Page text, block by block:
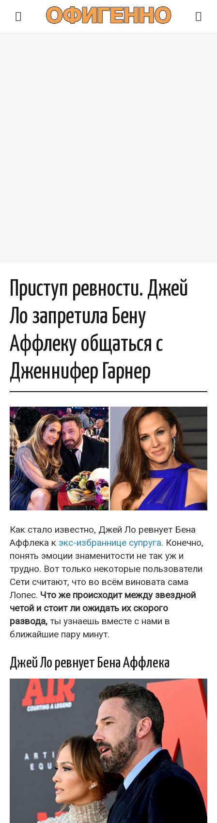
Приступ ревности. Джей
Ло запретила Бену
Аффлеку общаться с
Дженнифер Гарнер
Как стало известно, Джей Ло ревнует Бена
Аффлека к экс-избраннице супруга. Конечно,
понять эмоции знаменитости не так уж и
трудно. Вот только некоторые пользователи
Сети считают, что во всём виновата сама
Лопес. Что же происходит между звездной
четой и стоит ли ожидать их скорого
развода, ты узнаешь вместе с нами в
ближайшие пару минут.
Джей Ло ревнует Бена Аффлека